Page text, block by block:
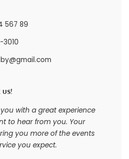
567 89
with a great experience
to hear from you. Your
you more of the events
you expect.